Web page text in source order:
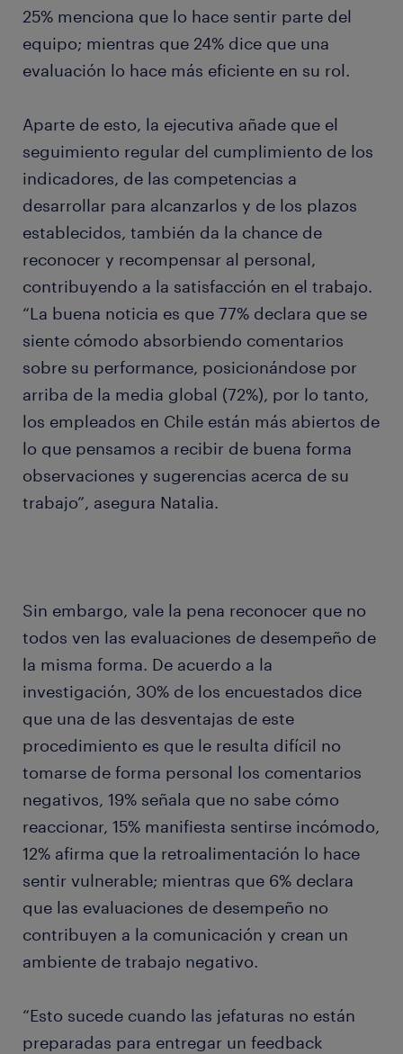
25% menciona que lo hace sentir parte del
equipo; mientras que 24% dice que una
evaluación lo hace más eficiente en su rol.
Aparte de esto, la ejecutiva añade que el
seguimiento regular del cumplimiento de los
indicadores, de las competencias a
desarrollar para alcanzarlos y de los plazos
establecidos, también da la chance de
reconocer y recompensar al personal,
contribuyendo a la satisfacción en el trabajo.
“La buena noticia es que 77% declara que se
siente cómodo absorbiendo comentarios
sobre su performance, posicionándose por
arriba de la media global (72%), por lo tanto,
los empleados en Chile están más abiertos de
lo que pensamos a recibir de buena forma
observaciones y sugerencias acerca de su
trabajo”, asegura Natalia.
Sin embargo, vale la pena reconocer que no
todos ven las evaluaciones de desempeño de
la misma forma. De acuerdo a la
investigación, 30% de los encuestados dice
que una de las desventajas de este
procedimiento es que le resulta difícil no
tomarse de forma personal los comentarios
negativos, 19% señala que no sabe cómo
reaccionar, 15% manifiesta sentirse incómodo,
12% afirma que la retroalimentación lo hace
sentir vulnerable; mientras que 6% declara
que las evaluaciones de desempeño no
contribuyen a la comunicación y crean un
ambiente de trabajo negativo.
“Esto sucede cuando las jefaturas no están
preparadas para entregar un feedback